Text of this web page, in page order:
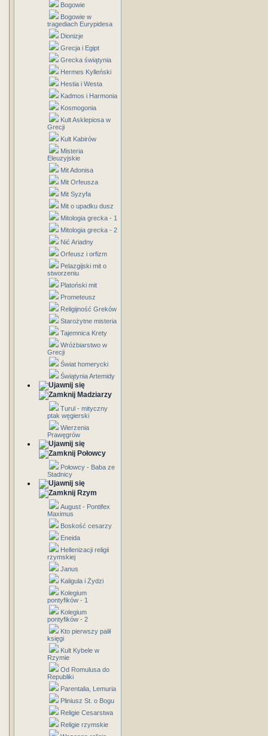
Bogowie
Bogowie w
tragediach Eurypidesa
Dionizje
Grecja i Egipt
Grecka świątynia
Hermes Kylleński
Hestia i Westa
Kadmos i Harmonia
Kosmogonia
Kult Asklepiosa w
Grecji
Kult Kabirów
Misteria
Eleuzyjskie
Mit Adonisa
Mit Orfeusza
Mit Syzyfa
Mit o upadku dusz
Mitologia grecka - 1
Mitologia grecka - 2
Nić Ariadny
Orfeusz i orfizm
Pelazgijski mit o
stworzeniu
Platoński mit
Prometeusz
Religijność Greków
Starożytne misteria
Tajemnica Krety
Wróżbiarstwo w
Grecji
Świat homerycki
Świątynia Artemidy
Madziarzy
Turul - mityczny
ptak węgierski
Wierzenia
Prawęgrów
Połowcy
Połowcy - Baba ze
Stadnicy
Rzym
August - Pontifex
Maximus
Boskość cesarzy
Eneida
Hellenizacji religii
rzymskiej
Janus
Kaligula i Żydzi
Kolegium
pontyfików - 1
Kolegium
pontyfików - 2
Kto pierwszy palił
księgi
Kult Kybele w
Rzymie
Od Romulusa do
Republiki
Parentalia, Lemuria
Pliniusz St. o Bogu
Religie Cesarstwa
Religie rzymskie